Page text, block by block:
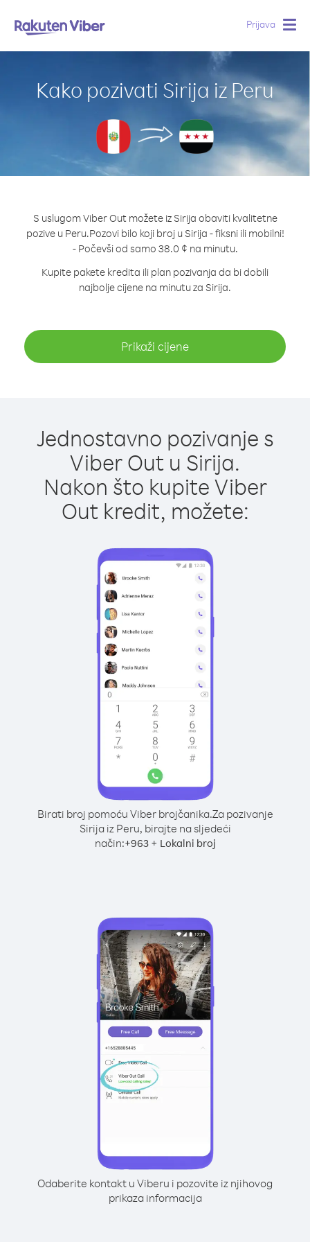
Prijava
Kako pozivati Sirija iz Peru
S uslugom Viber Out možete iz Sirija obaviti kvalitetne
pozive u Peru.Pozovi bilo koji broj u Sirija - fiksni ili mobilni!
- Počevši od samo 38.0 ¢ na minutu.
Kupite pakete kredita ili plan pozivanja da bi dobili
najbolje cijene na minutu za Sirija.
Prikaži cijene
Jednostavno pozivanje s
Viber Out u Sirija.
Nakon što kupite Viber
Out kredit, možete:
Birati broj pomoću Viber brojčanika.Za pozivanje
Sirija iz Peru, birajte na sljedeći
način:+963+ Lokalni broj
Odaberite kontakt u Viberu i pozovite iz njihovog
prikaza informacija